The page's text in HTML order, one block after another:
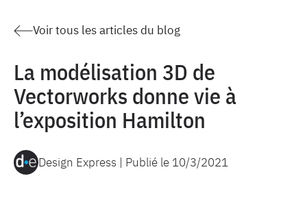
Voir tous les articles du blog
La modélisation 3D de
Vectorworks donne vie à
l’exposition Hamilton
Design Express | Publié le 10/3/2021